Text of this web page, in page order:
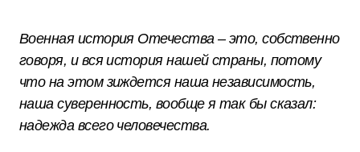
Военная история Отечества – это, собственно
говоря, и вся история нашей страны, потому
что на этом зиждется наша независимость,
наша суверенность, вообще я так бы сказал:
надежда всего человечества.